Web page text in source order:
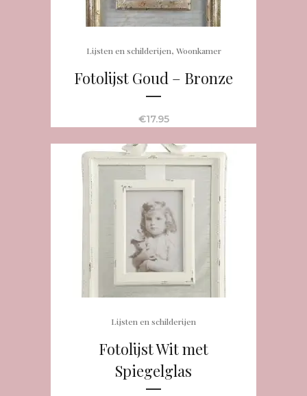
Lijsten en schilderijen, Woonkamer
Fotolijst Goud – Bronze
€17.95
Lijsten en schilderijen
Fotolijst Wit met
Spiegelglas